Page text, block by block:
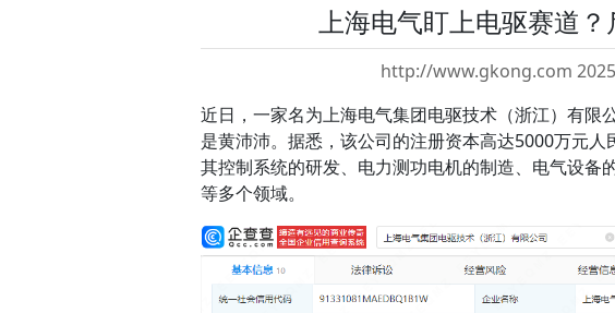
上海电气盯上电驱赛道
http://www.gkong.com
近日，一家名为上海电气集团电驱技术（浙江）有限
是黄沛沛。据悉，该公司的注册资本高达5000万元
其控制系统的研发、电力测功电机的制造、电气设备
等多个领域。